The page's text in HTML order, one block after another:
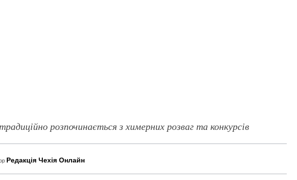
розпочинається з химерних розваг та конкурсів
Редакція Чехія Онлайн